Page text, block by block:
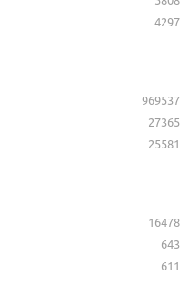
4297
969537
27365
25581
16478
643
611